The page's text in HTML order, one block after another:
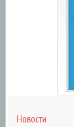
Новости